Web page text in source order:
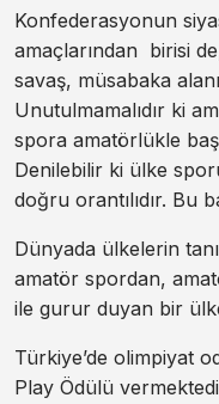
Konfederasyonun
amaçlarından birisi
savaş, müsabaka
Unutulmamalıdır ki
spora amatörlükle
Denilebilir ki ülke
doğru orantılıdır. Bu
Dünyada ülkelerin
amatör spordan,
ile gurur duyan bir
Türkiye’de olimpiyat
Play Ödülü